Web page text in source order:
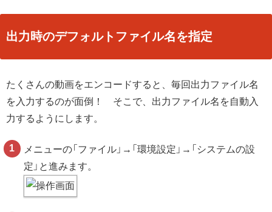
出力時のデフォルトファイル名を指定
たくさんの動画をエンコードすると、毎回出力ファイル名
を入力するのが面倒！ そこで、出力ファイル名を自動入
力するようにします。
メニューの「ファイル」→「環境設定」→「システムの設
定」と進みます。